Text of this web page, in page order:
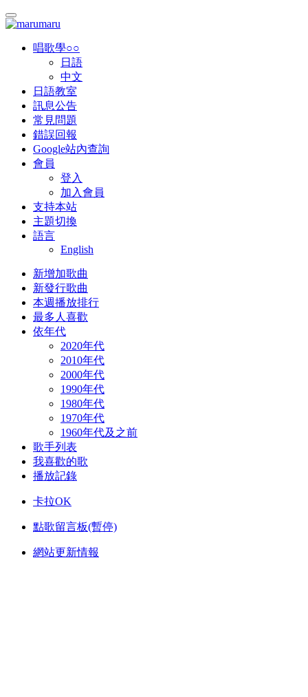
唱歌學○○
日語
中文
日語教室
訊息公告
常見問題
錯誤回報
Google站內查詢
會員
登入
加入會員
支持本站
主題切換
語言
English
新增加歌曲
新發行歌曲
本週播放排行
最多人喜歡
依年代
2020年代
2010年代
2000年代
1990年代
1980年代
1970年代
1960年代及之前
歌手列表
我喜歡的歌
播放記錄
卡拉OK
點歌留言板(暫停)
網站更新情報